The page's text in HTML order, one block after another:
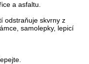
a asfaltu.
odstraňuje skvrny z
samolepky, lepicí